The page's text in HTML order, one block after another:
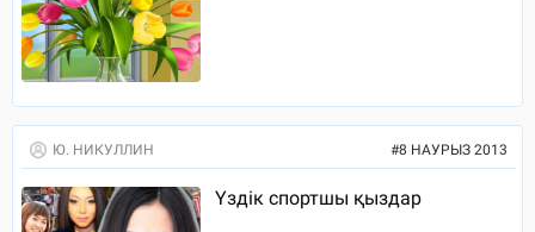
Ю. НИКУЛЛИН #8 НАУРЫЗ 2013
Үздік спортшы қыздар